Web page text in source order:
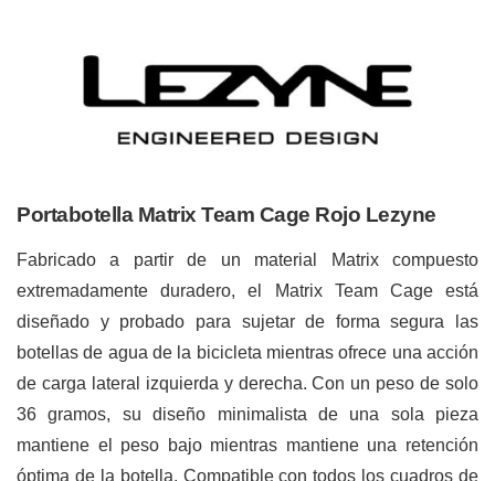
Portabotella Matrix Team Cage Rojo Lezyne
Fabricado a partir de un material Matrix compuesto
extremadamente duradero, el Matrix Team Cage está
diseñado y probado para sujetar de forma segura las
botellas de agua de la bicicleta mientras ofrece una acción
de carga lateral izquierda y derecha. Con un peso de solo
36 gramos, su diseño minimalista de una sola pieza
mantiene el peso bajo mientras mantiene una retención
óptima de la botella. Compatible con todos los cuadros de